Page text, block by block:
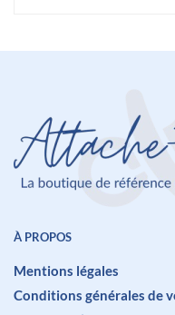
À PROPOS
Mentions légales
Conditions générales de